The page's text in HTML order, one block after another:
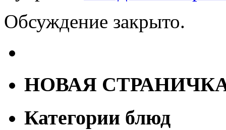
Обсуждение закрыто.
НОВАЯ
Категории блюд